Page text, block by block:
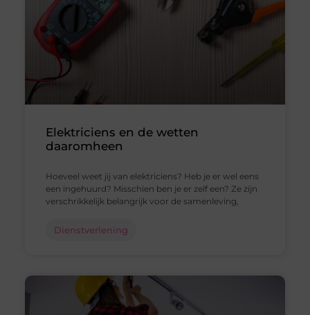
Elektriciens en de wetten
daaromheen
Hoeveel weet jij van elektriciens? Heb je er wel eens
een ingehuurd? Misschien ben je er zelf een? Ze zijn
verschrikkelijk belangrijk voor de samenleving,
Dienstverlening